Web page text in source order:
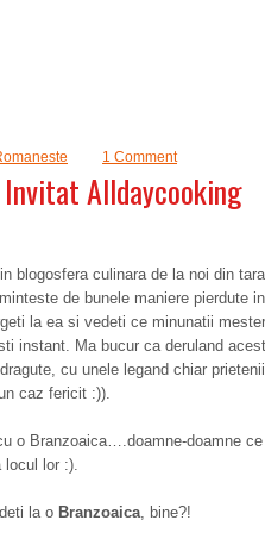
1 Comment
Alldaycooking
blogosfera culinara de la noi din
de bunele maniere pierdute
la ea si vedeti ce minunatii
instant. Ma bucur ca deruland
cu unele legand chiar
caz fericit :)).
o Branzoaica….doamne-doamne
locul lor :).
la o Branzoaica, bine?!